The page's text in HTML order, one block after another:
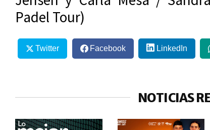
Padel Tour)
Twitter Facebook LinkedIn
NOTICIAS